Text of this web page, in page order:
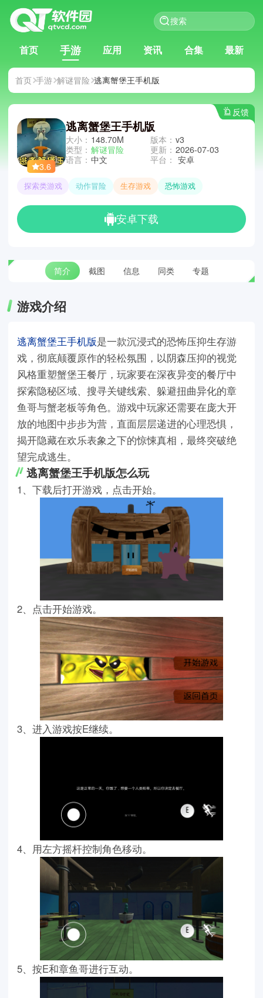
首页 手游 应用 资讯 合集 最新
首页 手游 解谜冒险 逃离蟹堡王手机版
反馈
3.6
逃离蟹堡王手机版
大小： 148.70M
类型： 解谜冒险
语言： 中文
版本： v3
更新： 2026-07-03
平台： 安卓
探索类游戏 动作冒险 生存游戏 恐怖游戏
安卓下载
简介 截图 信息 同类 专题
游戏介绍
逃离蟹堡王手机版是一款沉浸式的恐怖压抑生存游
戏，彻底颠覆原作的轻松氛围，以阴森压抑的视觉
风格重塑蟹堡王餐厅，玩家要在深夜异变的餐厅中
探索隐秘区域、搜寻关键线索、躲避扭曲异化的章
鱼哥与蟹老板等角色。游戏中玩家还需要在庞大开
放的地图中步步为营，直面层层递进的心理恐惧，
揭开隐藏在欢乐表象之下的惊悚真相，最终突破绝
望完成逃生。
逃离蟹堡王手机版怎么玩
1、下载后打开游戏，点击开始。
2、点击开始游戏。
3、进入游戏按E继续。
4、用左方摇杆控制角色移动。
5、按E和章鱼哥进行互动。